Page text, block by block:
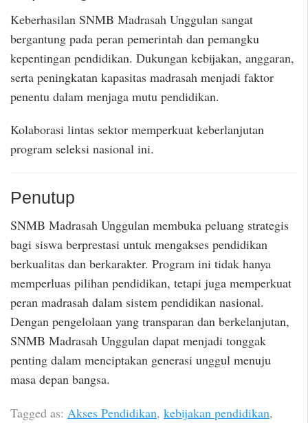
Keberhasilan SNMB Madrasah Unggulan sangat
bergantung pada peran pemerintah dan pemangku
kepentingan pendidikan. Dukungan kebijakan, anggaran,
serta peningkatan kapasitas madrasah menjadi faktor
penentu dalam menjaga mutu pendidikan.
Kolaborasi lintas sektor memperkuat keberlanjutan
program seleksi nasional ini.
Penutup
SNMB Madrasah Unggulan membuka peluang strategis
bagi siswa berprestasi untuk mengakses pendidikan
berkualitas dan berkarakter. Program ini tidak hanya
memperluas pilihan pendidikan, tetapi juga memperkuat
peran madrasah dalam sistem pendidikan nasional.
Dengan pengelolaan yang transparan dan berkelanjutan,
SNMB Madrasah Unggulan dapat menjadi tonggak
penting dalam menciptakan generasi unggul menuju
masa depan bangsa.
Tagged as: Akses Pendidikan, kebijakan pendidikan,